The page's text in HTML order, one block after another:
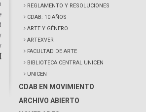
[
REGLAMENTO Y RESOLUCIONES
CDAB: 10 AÑOS
ARTE Y GÉNERO
ARTEXVER
FACULTAD DE ARTE
BIBLIOTECA CENTRAL UNICEN
UNICEN
CDAB EN MOVIMIENTO
ARCHIVO ABIERTO